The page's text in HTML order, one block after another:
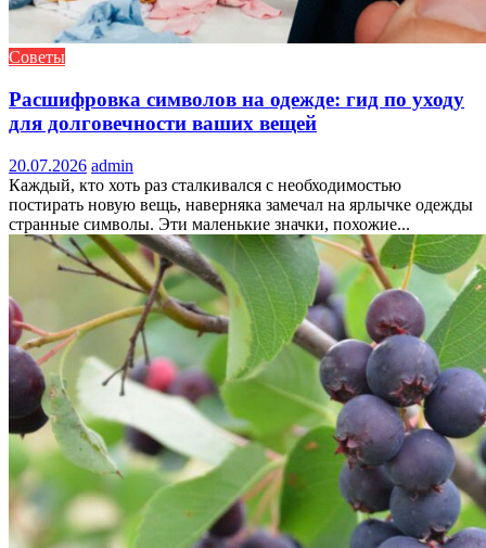
Советы
Расшифровка символов на одежде: гид по уходу
для долговечности ваших вещей
20.07.2026 admin
Каждый, кто хоть раз сталкивался с необходимостью
постирать новую вещь, наверняка замечал на ярлычке одежды
странные символы. Эти маленькие значки, похожие...